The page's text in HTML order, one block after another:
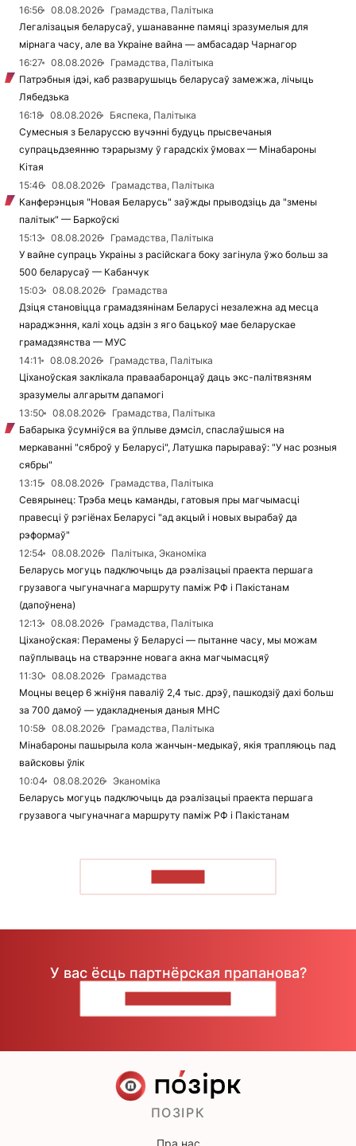
16:56
08.08.2026
Грамадства, Палітыка
Легалізацыя беларусаў, ушанаванне памяці зразумелыя для
мірнага часу, але ва Украіне вайна — амбасадар Чарнагор
16:27
08.08.2026
Грамадства, Палітыка
Патрэбныя ідэі, каб разварушыць беларусаў замежжа, лічыць
Лябедзька
16:18
08.08.2026
Бяспека, Палітыка
Сумесныя з Беларуссю вучэнні будуць прысвечаныя
супрацьдзеянню тэрарызму ў гарадскіх ўмовах — Мінабароны
Кітая
15:46
08.08.2026
Грамадства, Палітыка
Канферэнцыя "Новая Беларусь" заўжды прыводзіць да "змены
палітык" — Баркоўскі
15:13
08.08.2026
Грамадства, Палітыка
У вайне супраць Украіны з расійскага боку загінула ўжо больш за
500 беларусаў — Кабанчук
15:03
08.08.2026
Грамадства
Дзіця становіцца грамадзянінам Беларусі незалежна ад месца
нараджэння, калі хоць адзін з яго бацькоў мае беларускае
грамадзянства — МУС
14:11
08.08.2026
Грамадства, Палітыка
Ціханоўская заклікала праваабаронцаў даць экс-палітвязням
зразумелы алгарытм дапамогі
13:50
08.08.2026
Грамадства, Палітыка
Бабарыка ўсумніўся ва ўплыве дэмсіл, спаслаўшыся на
меркаванні "сяброў у Беларусі", Латушка парыраваў: "У нас розныя
сябры"
13:15
08.08.2026
Грамадства, Палітыка
Севярынец: Трэба мець каманды, гатовыя пры магчымасці
правесці ў рэгіёнах Беларусі "ад акцый і новых вырабаў да
рэформаў"
12:54
08.08.2026
Палітыка, Эканоміка
Беларусь могуць падключыць да рэалізацыі праекта першага
грузавога чыгуначнага маршруту паміж РФ і Пакістанам
(дапоўнена)
12:13
08.08.2026
Грамадства, Палітыка
Ціханоўская: Перамены ў Беларусі — пытанне часу, мы можам
паўплываць на стварэнне новага акна магчымасцяў
11:30
08.08.2026
Грамадства
Моцны вецер 6 жніўня паваліў 2,4 тыс. дрэў, пашкодзіў дахі больш
за 700 дамоў — удакладненыя даныя МНС
10:58
08.08.2026
Грамадства, Палітыка
Мінабароны пашырыла кола жанчын-медыкаў, якія трапляюць пад
вайсковы ўлік
10:04
08.08.2026
Эканоміка
Беларусь могуць падключыць да рэалізацыі праекта першага
грузавога чыгуначнага маршруту паміж РФ і Пакістанам
У вас ёсць партнёрская прапанова?
ПОЗІРК
Пра нас